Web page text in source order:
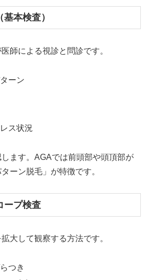
本検査）
師による視診と問診です。
ーン
ス状況
ます。AGAでは前頭部や頭頂部が
ーン脱毛」が特徴です。
ープ検査
大して観察する方法です。
つき